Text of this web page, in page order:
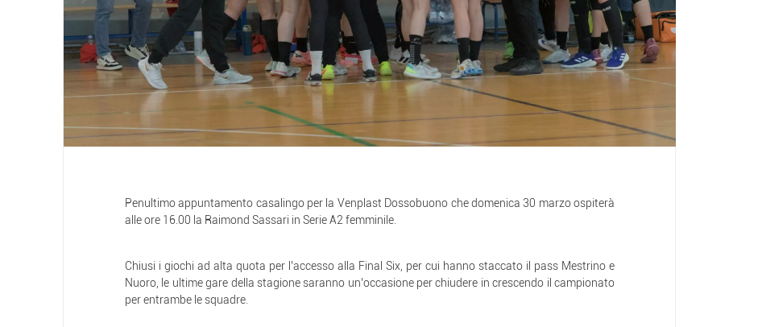
Penultimo appuntamento casalingo per la Venplast Dossobuono che domenica 30 marzo ospiterà
alle ore 16.00 la Raimond Sassari in Serie A2 femminile.
Chiusi i giochi ad alta quota per l’accesso alla Final Six, per cui hanno staccato il pass Mestrino e
Nuoro, le ultime gare della stagione saranno un’occasione per chiudere in crescendo il campionato
per entrambe le squadre.